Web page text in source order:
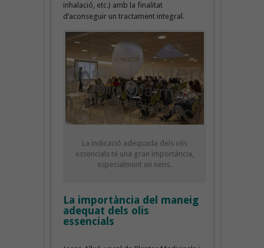
inhalació, etc.) amb la finalitat
d’aconseguir un tractament integral.
La indicació adequada dels olis
essencials té una gran importància,
especialment en nens.
La importància del maneig
adequat dels olis
essencials